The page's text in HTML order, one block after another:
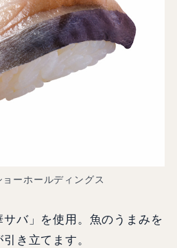
ーホールディングス
バ」を使用。魚のうまみを
き立てます。